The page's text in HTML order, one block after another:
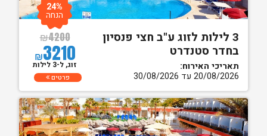
3 לילות לזוג ע"ב חצי פנסיון
בחדר סטנדרט
תאריכי האירוח:
20/08/2026 עד 30/08/2026
₪4200
₪3210
24%
הנחה
זוג, ל-3 לילות
פרטים